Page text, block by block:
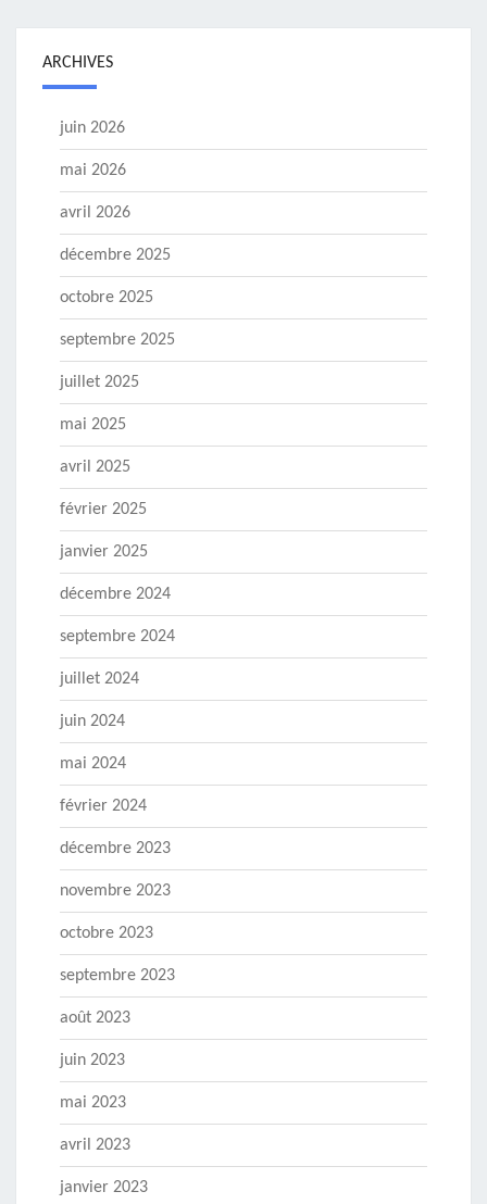
ARCHIVES
juin 2026
mai 2026
avril 2026
décembre 2025
octobre 2025
septembre 2025
juillet 2025
mai 2025
avril 2025
février 2025
janvier 2025
décembre 2024
septembre 2024
juillet 2024
juin 2024
mai 2024
février 2024
décembre 2023
novembre 2023
octobre 2023
septembre 2023
août 2023
juin 2023
mai 2023
avril 2023
janvier 2023